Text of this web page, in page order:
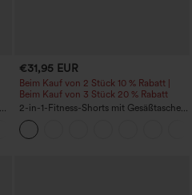
€31,95 EUR
Beim Kauf von 2 Stück 10 % Rabatt |
Beim Kauf von 3 Stück 20 % Rabatt
2-in-1-Fitness-Shorts mit Gesäßtasche
und seitlicher versteckter Tasche 6,3 cm